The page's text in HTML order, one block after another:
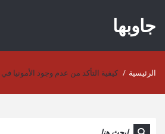
جاوبها
الرئيسية / كيفية التأكد من عدم وجود الأمونيا